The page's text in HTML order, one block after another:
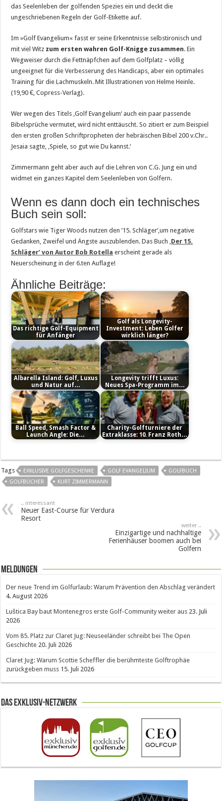
das Seelenleben der golfenden Spezies ein und deckt die
ungeschriebenen Regeln der Golf-Etikette auf.
Im »Golf Evangelium« fasst er seine Erkenntnisse selbstironisch und
mit viel Witz zum ersten wahren Golf-Knigge zusammen. Ein
Wegweiser durch die Fettnäpfchen auf dem Golfplatz – völlig
ungeeignet für die Verbesserung des Handicaps, aber ein optimales
Training für die Lachmuskeln. Mit Illustrationen von Helme Heinle.
(19,90 €, Copress-Verlag).
Wer wegen des Titels ‚Golf Evangelium‘ auch ein paar passende
Bibelsprüche vermutet, wird nicht enttäuscht. So zitiert er zum Beispiel
den ersten großen Schriftpropheten der hebräischen Bibel 200 v.Chr..
Jesaia sagte, ‚Spiele, so gut wie Du kannst.‘
Zimmermann geht aber auch auf die Lehren von C.G. Jung ein und
widmet ein ganzes Kapitel dem Seelenleben von Golfern.
Wenn es dann doch ein technisches
Buch sein soll:
Golfstars wie Tiger Woods nutzen den ’15. Schläger‘,um negative
Gedanken, Zweifel und Ängste auszublenden. Das Buch ‚Der 15.
Schläger‘ von Autor Bob Rotella erscheint gerade als
Neuerscheinung in der 6.ten Auflage!
Ähnliche Beiträge:
Das richtige Golf-Equipment
für Anfänger
Golf als Longevity-
Investment: Leben Golfer
wirklich länger?
Albarella Island: Golf, Luxus
und Natur auf…
Longevity trifft Luxus:
Neues Spa-Programm im…
Ball Speed, Smash Factor &
Launch Angle: Die…
Charity-Golfturniere der
Extraklasse: 10. Franz Roth…
Tags EXKLUSIVE GOLFGESCHENKE GOLF EVANGELIUM
GOLFBUCH
GOLFBÜCHER
KURT ZIMMERMANN
.. interessant
Neuer East-Course für Verdura
Resort
weiter ..
Einzigartige und nachhaltige
Ferienhäuser boomen auch bei
Golfern
Meldungen
Der neue Trend im Golfurlaub: Warum Prävention den Abschlag verändert
4. August 2026
Luštica Bay baut Montenegros erste Golf-Community weiter aus 23. Juli
2026
Vom 85. Platz zur Claret Jug: Neuseeländer schreibt bei The Open
Geschichte 20. Juli 2026
Claret Jug: Warum Scottie Scheffler die berühmteste Golftrophäe
zurückgeben muss 15. Juli 2026
Das Exklusiv-Netzwerk